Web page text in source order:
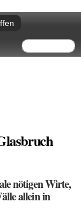
Suche
nötigen Wirte,
allein in